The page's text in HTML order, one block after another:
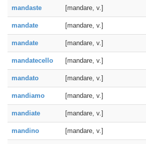
mandaste [mandare, v.]
mandate [mandare, v.]
mandate [mandare, v.]
mandatecello [mandare, v.]
mandato [mandare, v.]
mandiamo [mandare, v.]
mandiate [mandare, v.]
mandino [mandare, v.]